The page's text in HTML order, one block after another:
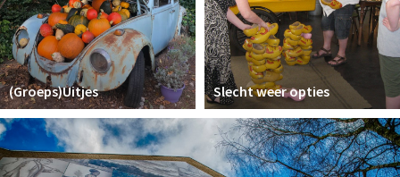
(Groeps)Uitjes Slecht weer opties